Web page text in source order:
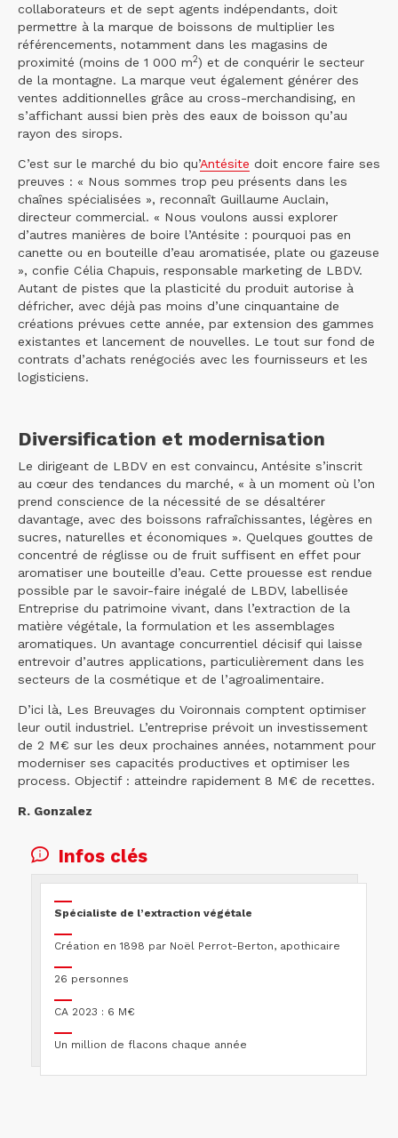
collaborateurs et de sept agents indépendants, doit
permettre à la marque de boissons de multiplier les
référencements, notamment dans les magasins de
proximité (moins de 1 000 m2) et de conquérir le secteur
de la montagne. La marque veut également générer des
ventes additionnelles grâce au cross-merchandising, en
s’affichant aussi bien près des eaux de boisson qu’au
rayon des sirops.
C’est sur le marché du bio qu’Antésite doit encore faire ses
preuves : « Nous sommes trop peu présents dans les
chaînes spécialisées », reconnaît Guillaume Auclain,
directeur commercial. « Nous voulons aussi explorer
d’autres manières de boire l’Antésite : pourquoi pas en
canette ou en bouteille d’eau aromatisée, plate ou gazeuse
», confie Célia Chapuis, responsable marketing de LBDV.
Autant de pistes que la plasticité du produit autorise à
défricher, avec déjà pas moins d’une cinquantaine de
créations prévues cette année, par extension des gammes
existantes et lancement de nouvelles. Le tout sur fond de
contrats d’achats renégociés avec les fournisseurs et les
logisticiens.
Diversification et modernisation
Le dirigeant de LBDV en est convaincu, Antésite s’inscrit
au cœur des tendances du marché, « à un moment où l’on
prend conscience de la nécessité de se désaltérer
davantage, avec des boissons rafraîchissantes, légères en
sucres, naturelles et économiques ». Quelques gouttes de
concentré de réglisse ou de fruit suffisent en effet pour
aromatiser une bouteille d’eau. Cette prouesse est rendue
possible par le savoir-faire inégalé de LBDV, labellisée
Entreprise du patrimoine vivant, dans l’extraction de la
matière végétale, la formulation et les assemblages
aromatiques. Un avantage concurrentiel décisif qui laisse
entrevoir d’autres applications, particulièrement dans les
secteurs de la cosmétique et de l’agroalimentaire.
D’ici là, Les Breuvages du Voironnais comptent optimiser
leur outil industriel. L’entreprise prévoit un investissement
de 2 M€ sur les deux prochaines années, notamment pour
moderniser ses capacités productives et optimiser les
process. Objectif : atteindre rapidement 8 M€ de recettes.
R. Gonzalez
Infos clés
Spécialiste de l’extraction végétale
Création en 1898 par Noël Perrot-Berton, apothicaire
26 personnes
CA 2023 : 6 M€
Un million de flacons chaque année